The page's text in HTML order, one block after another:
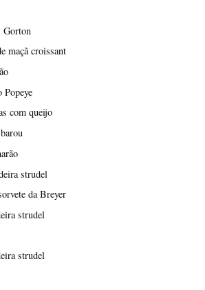
Gorton
maçã croissant
com queijo
strudel
da Breyer
strudel
strudel